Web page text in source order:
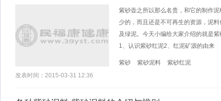
紫砂壶之所以那么名贵，和它的制作
少的，而且还是不可再生的资源，泥
及绿泥。今天小编给大家介绍的就是
1、认识紫砂红泥2、红泥矿源的由来
紫砂 紫砂泥料
紫砂红泥
发表时间：2015-03-31 12:36